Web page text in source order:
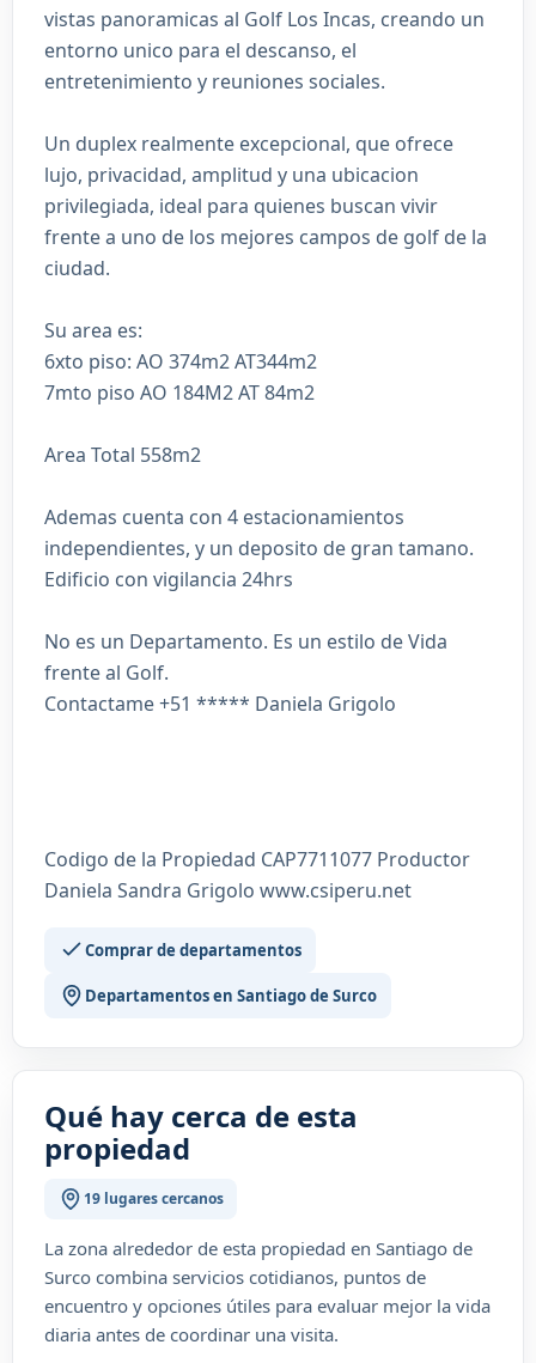
vistas panoramicas al Golf Los Incas, creando un
entorno unico para el descanso, el
entretenimiento y reuniones sociales.
Un duplex realmente excepcional, que ofrece
lujo, privacidad, amplitud y una ubicacion
privilegiada, ideal para quienes buscan vivir
frente a uno de los mejores campos de golf de la
ciudad.
Su area es:
6xto piso: AO 374m2 AT344m2
7mto piso AO 184M2 AT 84m2
Area Total 558m2
Ademas cuenta con 4 estacionamientos
independientes, y un deposito de gran tamano.
Edificio con vigilancia 24hrs
No es un Departamento. Es un estilo de Vida
frente al Golf.
Contactame +51 ***** Daniela Grigolo
Codigo de la Propiedad CAP7711077 Productor
Daniela Sandra Grigolo www.csiperu.net
Comprar de departamentos
Departamentos en Santiago de Surco
Qué hay cerca de esta
propiedad
19 lugares cercanos
La zona alrededor de esta propiedad en Santiago de
Surco combina servicios cotidianos, puntos de
encuentro y opciones útiles para evaluar mejor la vida
diaria antes de coordinar una visita.